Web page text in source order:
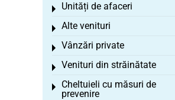
Unități de afaceri
Toggle menu
Alte venituri
Toggle menu
Vânzări private
Toggle menu
Venituri din străinătate
Toggle menu
Cheltuieli cu măsuri de
prevenire
Toggle menu